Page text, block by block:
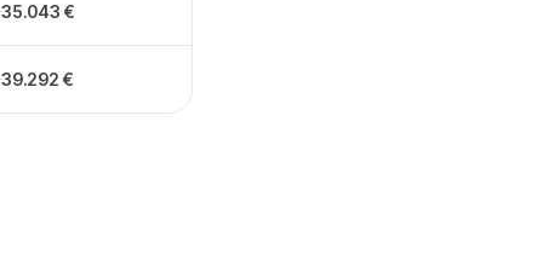
35.043 €
39.292 €